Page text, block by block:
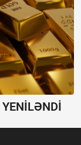
YENİLƏNDİ